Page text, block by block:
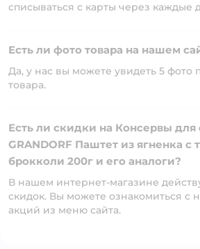
списываться с карты через каждые
Есть ли фото товара на нашем
Да, у нас вы можете увидеть 5 фото
товара.
Есть ли скидки на Консервы для
GRANDORF Паштет из ягненка с
брокколи 200г и его аналоги?
В нашем интернет-магазине
скидок. Вы можете ознакомиться с
акций из меню сайта.